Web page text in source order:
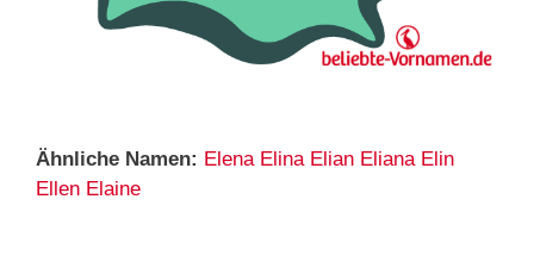
Ähnliche Namen: Elena Elina Elian Eliana Elin
Ellen Elaine